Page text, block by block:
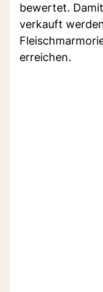
bewertet.
verkauft
erreichen.